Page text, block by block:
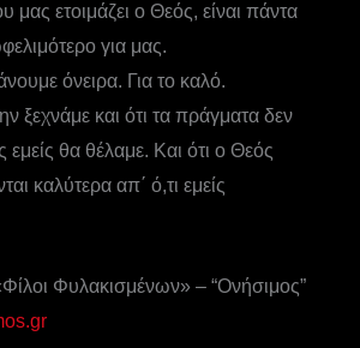
μας ετοιμάζει ο Θεός, είναι πάντα
για μας.
όνειρα. Για το καλό.
ξεχνάμε και ότι τα πράγματα δεν
εμείς θα θέλαμε. Και ότι ο Θεός
καλύτερα απ΄ ό,τι εμείς
Φυλακισμένων» – “Ονήσιμος”